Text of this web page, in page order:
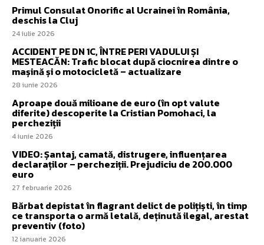
Primul Consulat Onorific al Ucrainei în România,
deschis la Cluj
24 iulie 2026
ACCIDENT PE DN 1C, ÎNTRE PERI VADULUI ȘI
MESTEACĂN: Trafic blocat după ciocnirea dintre o
mașină și o motocicletă – actualizare
28 iunie 2026
Aproape două milioane de euro (în opt valute
diferite) descoperite la Cristian Pomohaci, la
percheziții
4 iunie 2026
VIDEO: Șantaj, camată, distrugere, influențarea
declaraților – percheziții. Prejudiciu de 200.000
euro
27 februarie 2026
Bărbat depistat în flagrant delict de polițiști, în timp
ce transporta o armă letală, deținută ilegal, arestat
preventiv (foto)
12 ianuarie 2026